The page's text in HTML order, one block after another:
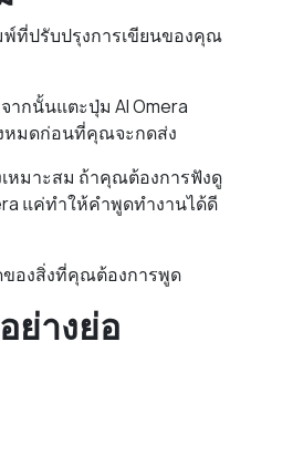
ที่ปรับปรุงการเขียนของคุณ
กนั้นแตะปุ่ม AI Omera
หมดก่อนที่คุณจะกดส่ง
หมาะสม ถ้าคุณต้องการฟังดู
แค่ทำให้คำพูดทำงานได้ดี
ของสิ่งที่คุณต้องการพูด
ย่างย่อ